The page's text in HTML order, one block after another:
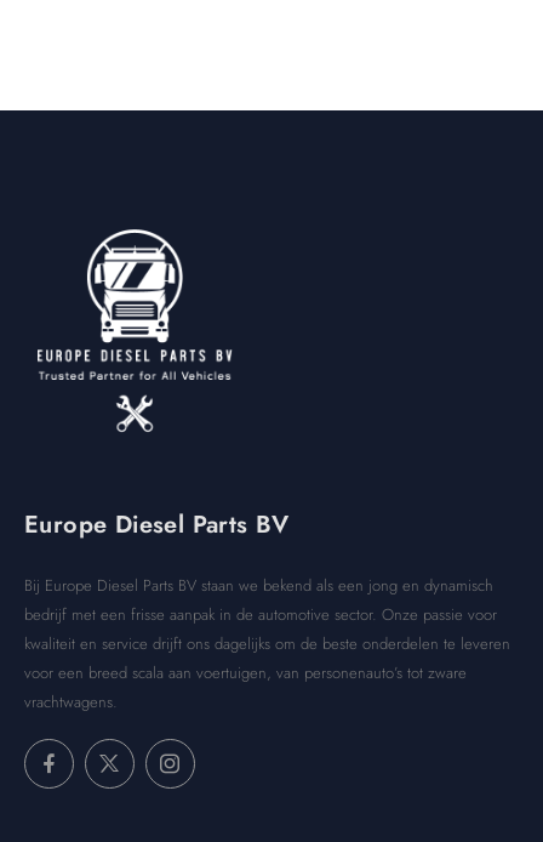
Europe Diesel Parts BV
Bij Europe Diesel Parts BV staan we bekend als een jong en dynamisch
bedrijf met een frisse aanpak in de automotive sector. Onze passie voor
kwaliteit en service drijft ons dagelijks om de beste onderdelen te leveren
voor een breed scala aan voertuigen, van personenauto’s tot zware
vrachtwagens.